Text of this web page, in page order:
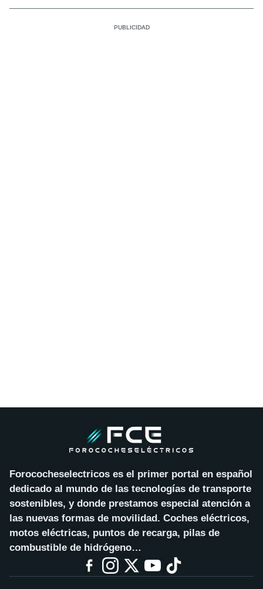
Forococheselectricos es el primer portal en español
dedicado al mundo de las tecnologías de transporte
sostenibles, y donde prestamos especial atención a
las nuevas formas de movilidad. Coches eléctricos,
motos eléctricas, puntos de recarga, pilas de
combustible de hidrógeno…